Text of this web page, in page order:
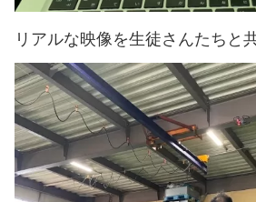
リアルな映像を生徒さんたちと